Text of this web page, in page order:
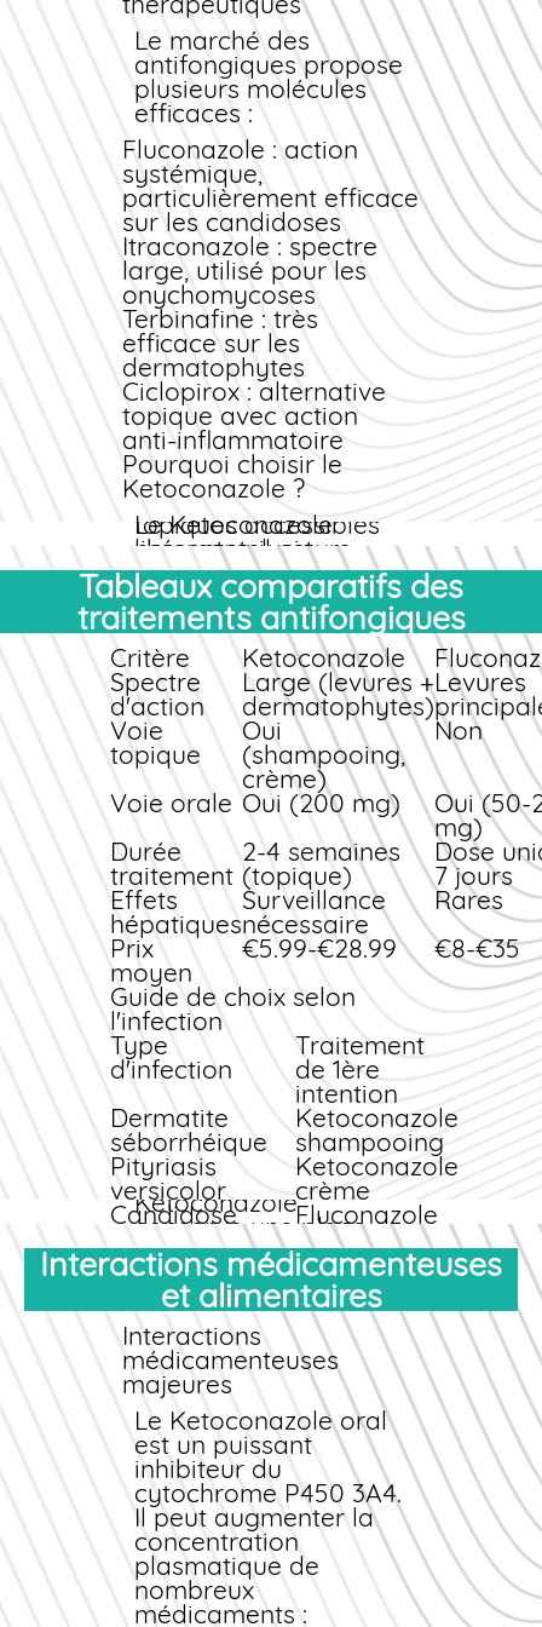
pharmaceutique est
visible sur toutes nos
pages.
forme orale, nous
proposons un service
de téléconsultation
avec des médecins
partenaires agréés. Le
coût de la consultation
est de 15 €,
remboursable par
certaines mutuelles.
Vous recevez votre
ordonnance par email
sous 24 heures et
pouvez
immédiatement
commandervos
comprimés aumeilleur
prix.
Importance du conseil
pharmaceutique
Même pour les formes
topiques accessibles
librement, il est
essentiel de respecter
les indications et la
durée de traitement.
Notre équipe de
pharmaciens diplômés
reste à votre
disposition pour toute
question concernant
l'utilisation du
Ketoconazole, ses
effets secondaires
potentiels et ses
interactions.
Le marché des
antifongiques propose
plusieurs molécules
efficaces :
Fluconazole : action
systémique,
particulièrement efficace
sur les candidoses
Itraconazole : spectre
large, utilisé pour les
onychomycoses
Terbinafine : très
efficace sur les
dermatophytes
Ciclopirox : alternative
topique avec action
anti-inflammatoire
Pourquoi choisir le
Ketoconazole ?
Le Ketoconazole
présente plusieurs
avantages :
Large spectre d'action
(levures et
dermatophytes)
Excellente tolérance en
usage topique
Efficacité démontrée sur
la dermatite
séborrhéique
Prix très compétitif en
générique
Disponibilitésans
ordonnancepour les
formes locales
Situations particulières
Pour les mycoses des
ongles sévères, la
terbinafine orale reste
le traitement de
référence. Pour les
candidoses vaginales
récidivantes, le
fluconazole en dose
unique est souvent
privilégié. Le
Ketoconazole
conserve une place de
choix dans le
traitement des
infections cutanées et
du cuir chevelu.
Tableaux comparatifs des
traitements antifongiques
Critère Ketoconazole
Spectre
d'action
Large (levures +
dermatophytes)
Levures
Voie
topique
Oui
(shampooing,
crème)
Non
Voie orale Oui (200 mg) Oui (50-
mg)
Durée
traitement
2-4 semaines
(topique)
Dose
7 jours
Effets
hépatiques
Surveillance
nécessaire
Rares
Prix
moyen
€5.99-€28.99
€8-€35
Guide de choix selon
l'infection
Type
d'infection
Traitement
de 1ère
intention
Dermatite
séborrhéique
Ketoconazole
shampooing
Pityriasis
versicolor
Ketoconazole
crème
Candidose Fluconazole
oral
OnychomycoseTerbinafine
orale
Teigne du cuir
chevelu
Ketoconazole
shampooing
+
antifongique
oral
Interactions médicamenteuses
et alimentaires
Interactions
médicamenteuses
majeures
Le Ketoconazole oral
est un puissant
inhibiteur du
cytochrome P450 3A4.
Il peut augmenter la
concentration
plasmatique de
nombreux
médicaments :